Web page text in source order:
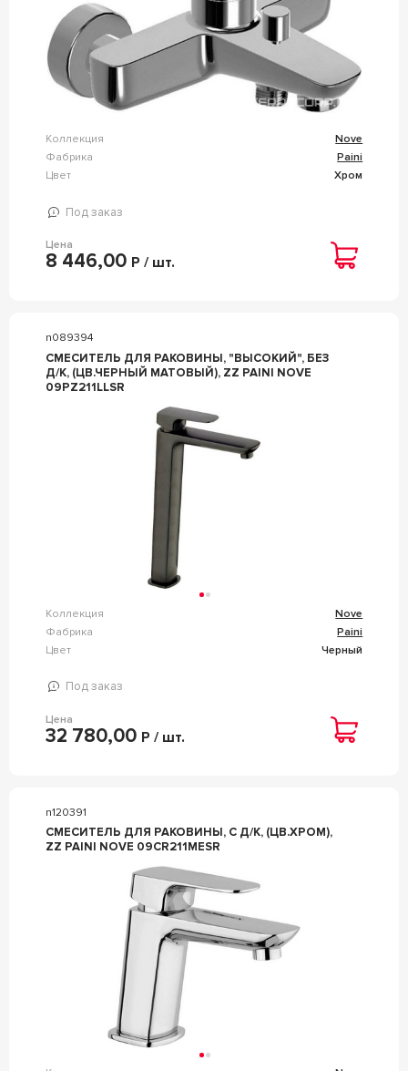
Коллекция
Nove
Фабрика
Paini
Цвет
Хром
Под заказ
Цена
8 446,00 Р / шт.
n089394
СМЕСИТЕЛЬ ДЛЯ РАКОВИНЫ, "ВЫСОКИЙ", БЕЗ
Д/К, (ЦВ.ЧЕРНЫЙ МАТОВЫЙ), ZZ PAINI NOVE
09PZ211LLSR
Коллекция
Nove
Фабрика
Paini
Цвет
Черный
Под заказ
Цена
32 780,00 Р / шт.
n120391
СМЕСИТЕЛЬ ДЛЯ РАКОВИНЫ, C Д/К, (ЦВ.ХРОМ),
ZZ PAINI NOVE 09CR211MESR